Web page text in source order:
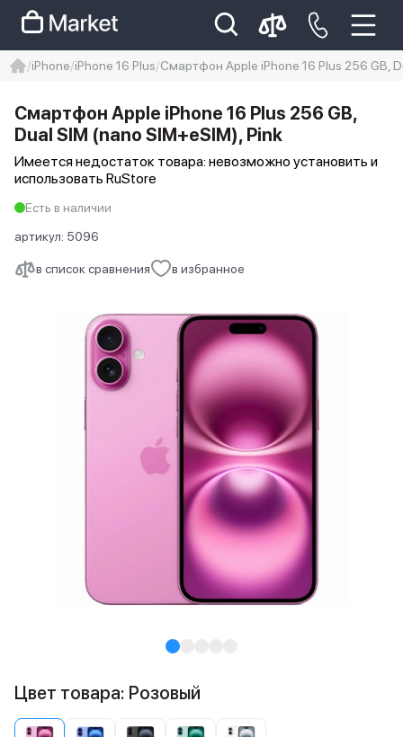
Iphone 14 pro max
айфон 14
iPhone iPhone 16 Plus Смартфон Apple iPhone 16 Plus 256 GB,
в список сравнения в избранное
Смартфон Apple iPhone 16 Plus 256 GB,
Dual SIM (nano SIM+eSIM), Pink
Имеется недостаток товара: невозможно установить и
использовать RuStore
Есть в наличии
артикул: 5096
Цвет товара: Розовый